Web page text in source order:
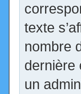
texte
nombre
dernière
un